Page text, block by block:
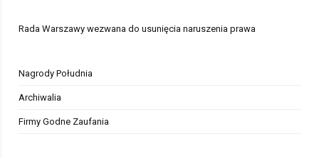
Rada Warszawy wezwana do usunięcia naruszenia prawa
Nagrody Południa
Archiwalia
Firmy Godne Zaufania